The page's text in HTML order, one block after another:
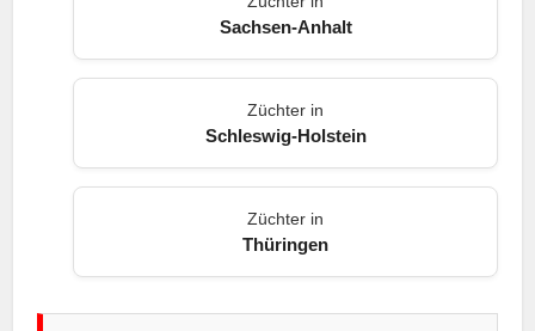
Sachsen-Anhalt
Züchter in
Schleswig-Holstein
Züchter in
Thüringen